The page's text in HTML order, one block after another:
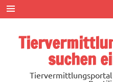
Zum
Inhalt
springen
suchen
Tiervermittlungsportal